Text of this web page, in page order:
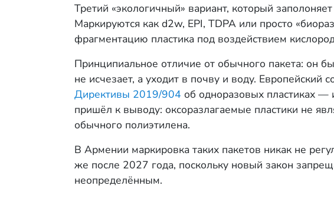
Третий «экологичный» вариант, который
Маркируются как d2w, EPI, TDPA или просто
фрагментацию пластика под воздействием
Принципиальное отличие от обычного пакета: он
не исчезает, а уходит в почву и воду.
Директивы 2019/904 об одноразовых пластиках —
пришёл к выводу: оксоразлагаемые пластики не
обычного полиэтилена.
В Армении маркировка таких пакетов никак не
же после 2027 года, поскольку новый закон
неопределённым.